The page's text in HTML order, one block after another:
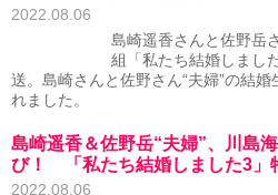
2022.08.06
島崎遥香さんと佐野岳
組「私たち結婚しまし
送。島崎さんと佐野さん“夫婦”の結
れました。
島崎遥香＆佐野岳“夫婦”、川島
び！ 「私たち結婚しました3」
2022.08.06